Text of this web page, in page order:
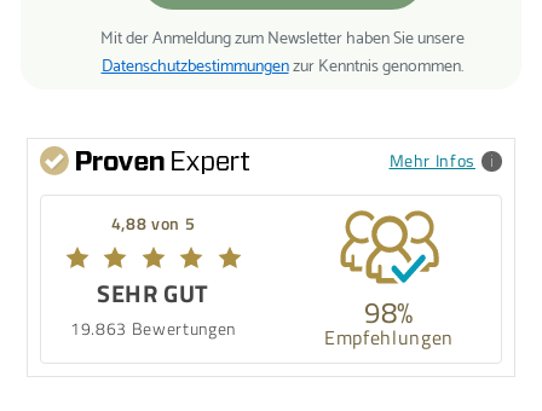
Mit der Anmeldung zum Newsletter haben Sie unsere
Datenschutzbestimmungenzur Kenntnis genommen.
Mehr Infos
4,88 von 5
SEHR GUT
19.863 Bewertungen 98%
Empfehlungen